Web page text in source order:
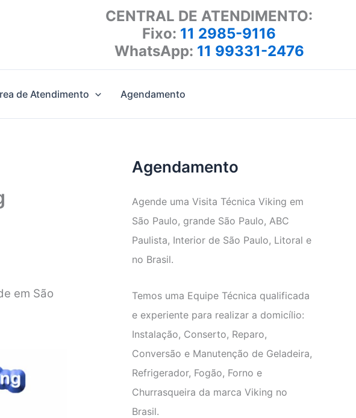
CENTRAL DE ATENDIMENTO:
Fixo: 11 2985-9116
WhatsApp: 11 99331-2476
de Atendimento Agendamento
em São
Agendamento
Agende uma Visita Técnica Viking em
São Paulo, grande São Paulo, ABC
Paulista, Interior de São Paulo, Litoral e
no Brasil.
Temos uma Equipe Técnica qualificada
e experiente para realizar a domicílio:
Instalação, Conserto, Reparo,
Conversão e Manutenção de Geladeira,
Refrigerador, Fogão, Forno e
Churrasqueira da marca Viking no
Brasil.